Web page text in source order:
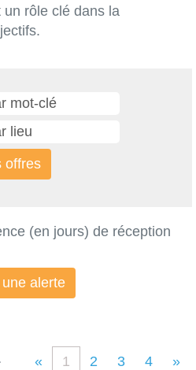
rôle clé dans la
(en jours) de réception
alerte
« 1 2 3 4 »